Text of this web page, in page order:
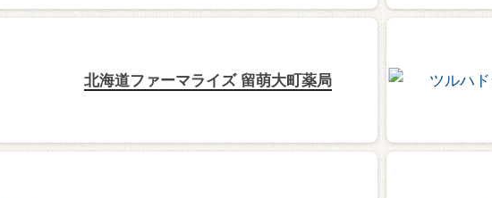
北海道ファーマライズ 留萌大町薬局